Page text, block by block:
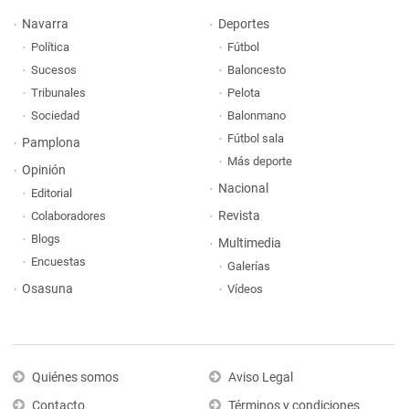
Navarra
Política
Sucesos
Tribunales
Sociedad
Pamplona
Opinión
Editorial
Colaboradores
Blogs
Encuestas
Osasuna
Deportes
Fútbol
Baloncesto
Pelota
Balonmano
Fútbol sala
Más deporte
Nacional
Revista
Multimedia
Galerías
Vídeos
Quiénes somos
Aviso Legal